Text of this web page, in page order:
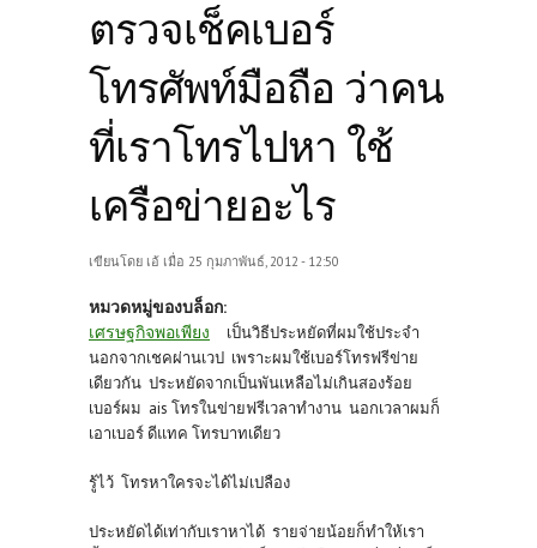
ตรวจเช็คเบอร์
โทรศัพท์มือถือ ว่าคน
ที่เราโทรไปหา ใช้
เครือข่ายอะไร
เขียนโดย เอ้ เมื่อ 25 กุมภาพันธ์, 2012 - 12:50
หมวดหมู่ของบล็อก:
เศรษฐกิจพอเพียง
เป็นวิธีประหยัดที่ผมใช้ประจำ
นอกจากเชคผ่านเวป เพราะผมใช้เบอร์โทรฟรีข่าย
เดียวกัน ประหยัดจากเป็นพันเหลือไม่เกินสองร้อย
เบอร์ผม ais โทรในข่ายฟรีเวลาทำงาน นอกเวลาผมก็
เอาเบอร์ ดีแทค โทรบาทเดียว
รู้ไว้ โทรหาใครจะได้ไม่เปลือง
ประหยัดได้เท่ากับเราหาได้ รายจ่ายน้อยก็ทำให้เรา